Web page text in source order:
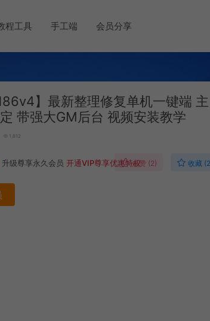
程工具 手工端 会员分享
】最新整理修复单机一键端 主
带强大GM后台 视频安装教学
1,812
升级尊享永久会员 开通VIP尊享优惠特权点赞 (2) 收藏